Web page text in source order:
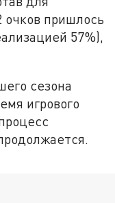
очков пришлось
57%),
сезона
игрового